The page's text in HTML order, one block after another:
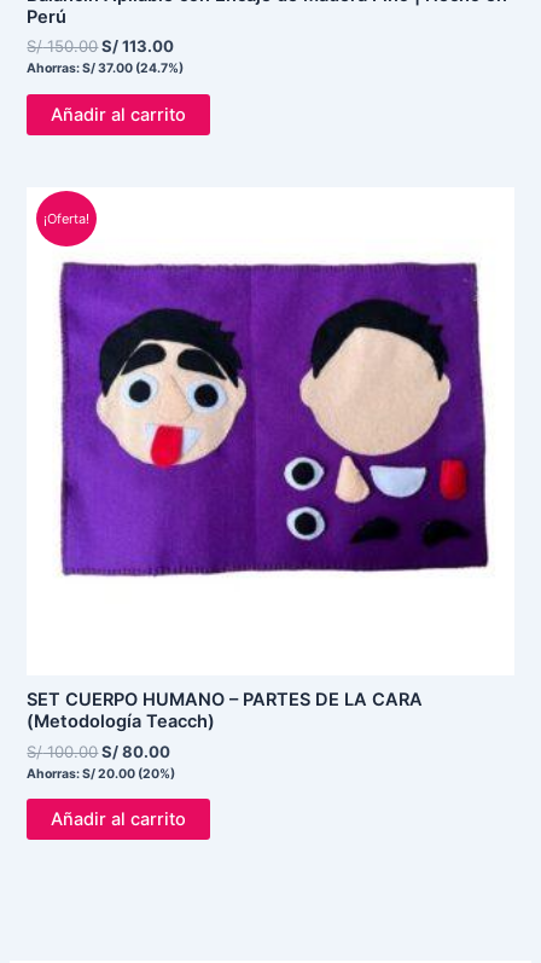
Perú
S/150.00S/113.00
Ahorras:S/37.00 (24.7%)
Añadir al carrito
¡Oferta!
SET CUERPO HUMANO – PARTES DE LA CARA
(Metodología Teacch)
S/100.00
S/ 100.00.
S/80.00
S/ 80.00.
Ahorras:S/20.00 (20%)
Añadir al carrito